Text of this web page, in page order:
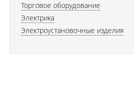
Торговое оборудование
Электрика
Электроустановочные изделия